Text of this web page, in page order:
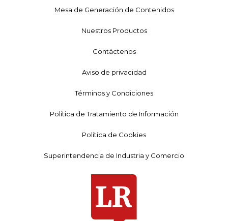
Mesa de Generación de Contenidos
Nuestros Productos
Contáctenos
Aviso de privacidad
Términos y Condiciones
Política de Tratamiento de Información
Política de Cookies
Superintendencia de Industria y Comercio